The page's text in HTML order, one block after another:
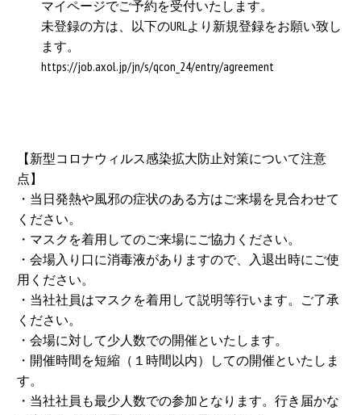
マイページでご予約を受付いたします。
未登録の方は、以下のURLより新規登録をお願い致し
ます。
https://job.axol.jp/jn/s/qcon_24/entry/agreement
【新型コロナウィルス感染拡大防止対策について注意
点】
・当日発熱や風邪の症状のある方はご来場を見合わせて
ください。
・マスクを着用してのご来場にご協力ください。
・会場入り口に消毒液がありますので、入退出時にご使
用ください。
・当社社員はマスクを着用して説明等行います。ご了承
ください。
・会場に対して少人数での開催といたします。
・開催時間を短縮（１時間以内）しての開催といたしま
す。
・当社社員も最少人数での参加となります。行き届かな